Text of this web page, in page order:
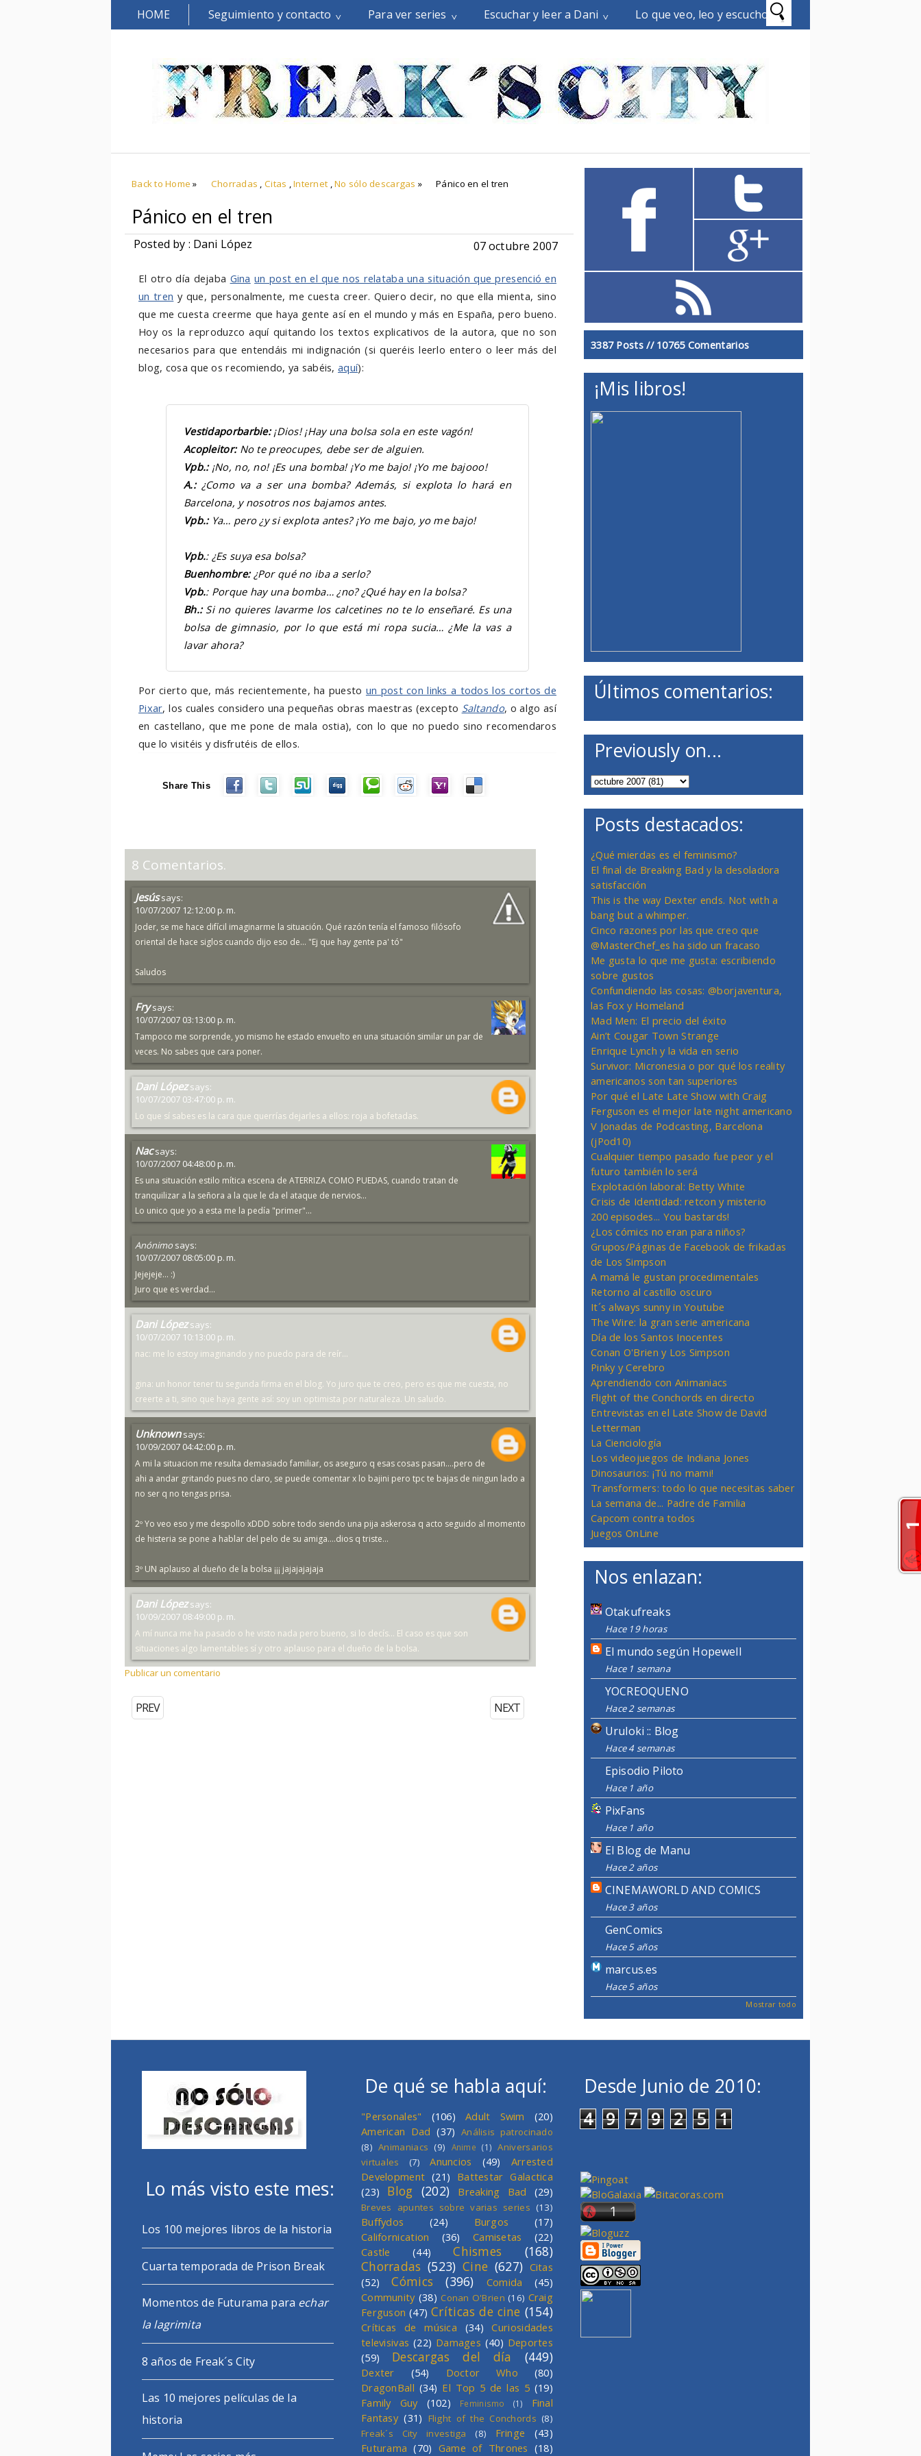
HOME Seguimiento y contacto Para ver series Escuchar y leer a Dani Lo que veo, leo y escucho
Back to Home » Chorradas , Citas ,Internet ,No sólo descargas » Pánico en el tren
Pánico en el tren
Posted by : Dani López 07 octubre 2007
El otro día dejaba Gina un post en el que nos relataba una situación que presenció en
un tren y que, personalmente, me cuesta creer. Quiero decir, no que ella mienta, sino
que me cuesta creerme que haya gente así en el mundo y más en España, pero bueno.
Hoy os la reproduzco aquí quitando los textos explicativos de la autora, que no son
necesarios para que entendáis mi indignación (si queréis leerlo entero o leer más del
blog, cosa que os recomiendo, ya sabéis,aquí):
Vestidaporbarbie:¡Dios! ¡Hay una bolsa sola en este vagón!
Acopleitor:No te preocupes, debe ser de alguien.
Vpb.:¡No, no, no! ¡Es una bomba! ¡Yo me bajo! ¡Yo me bajooo!
A.:¿Como va a ser una bomba? Además, si explota lo hará en
Barcelona, y nosotros nos bajamos antes.
Vpb.:Ya… pero ¿y si explota antes? ¡Yo me bajo, yo me bajo!
Vpb.: ¿Es suya esa bolsa?
Buenhombre:¿Por qué no iba a serlo?
Vpb.: Porque hay una bomba… ¿no? ¿Qué hay en la bolsa?
Bh.:Si no quieres lavarme los calcetines no te lo enseñaré. Es una
bolsa de gimnasio, por lo que está mi ropa sucia… ¿Me la vas a
lavar ahora?
Por cierto que, más recientemente, ha puesto un post con links a todos los cortos de
Pixar, los cuales considero una pequeñas obras maestras (excepto Saltando, o algo así
en castellano, que me pone de mala ostia), con lo que no puedo sino recomendaros
que lo visitéis y disfrutéis de ellos.
Share This
8 Comentarios.
Jesús says:
10/07/2007 12:12:00 p. m.
Joder, se me hace difícil imaginarme la situación. Qué razón tenía el famoso filósofo
oriental de hace siglos cuando dijo eso de... "Ej que hay gente pa' tó"
Saludos
Fry says:
10/07/2007 03:13:00 p. m.
Tampoco me sorprende, yo mismo he estado envuelto en una situación similar un par de
veces. No sabes que cara poner.
Dani López says:
10/07/2007 03:47:00 p. m.
Lo que sí sabes es la cara que querrías dejarles a ellos: roja a bofetadas.
Nac says:
10/07/2007 04:48:00 p. m.
Es una situación estilo mítica escena de ATERRIZA COMO PUEDAS, cuando tratan de
tranquilizar a la señora a la que le da el ataque de nervios...
Lo unico que yo a esta me la pedía "primer"...
Anónimo says:
10/07/2007 08:05:00 p. m.
Jejejeje... :)
Juro que es verdad...
Dani López says:
10/07/2007 10:13:00 p. m.
nac: me lo estoy imaginando y no puedo para de reír...
gina: un honor tener tu segunda firma en el blog. Yo juro que te creo, pero es que me cuesta, no
creerte a ti, sino que haya gente así: soy un optimista por naturaleza. Un saludo.
Unknown says:
10/09/2007 04:42:00 p. m.
A mi la situacion me resulta demasiado familiar, os aseguro q esas cosas pasan....pero de
ahi a andar gritando pues no claro, se puede comentar x lo bajini pero tpc te bajas de ningun lado a
no ser q no tengas prisa.
2º Yo veo eso y me despollo xDDD sobre todo siendo una pija askerosa q acto seguido al momento
de histeria se pone a hablar del pelo de su amiga....dios q triste...
3º UN aplauso al dueño de la bolsa ¡¡¡ jajajajajaja
Dani López says:
10/09/2007 08:49:00 p. m.
A mí nunca me ha pasado o he visto nada pero bueno, si lo decís... El caso es que son
situaciones algo lamentables sí y otro aplauso para el dueño de la bolsa.
Publicar un comentario
NEXT
PREV
3387 Posts // 10765 Comentarios
¡Mis libros!
Últimos comentarios:
Previously on...
Posts destacados:
¿Qué mierdas es el feminismo?
El final de Breaking Bad y la desoladora
satisfacción
This is the way Dexter ends. Not with a
bang but a whimper.
Cinco razones por las que creo que
@MasterChef_es ha sido un fracaso
Me gusta lo que me gusta: escribiendo
sobre gustos
Confundiendo las cosas: @borjaventura,
las Fox y Homeland
Mad Men: El precio del éxito
Ain’t Cougar Town Strange
Enrique Lynch y la vida en serio
Survivor: Micronesia o por qué los reality
americanos son tan superiores
Por qué el Late Late Show with Craig
Ferguson es el mejor late night americano
V Jonadas de Podcasting, Barcelona
(jPod10)
Cualquier tiempo pasado fue peor y el
futuro también lo será
Explotación laboral: Betty White
Crisis de Identidad: retcon y misterio
200 episodes... You bastards!
¿Los cómics no eran para niños?
Grupos/Páginas de Facebook de frikadas
de Los Simpson
A mamá le gustan procedimentales
Retorno al castillo oscuro
It´s always sunny in Youtube
The Wire: la gran serie americana
Día de los Santos Inocentes
Conan O'Brien y Los Simpson
Pinky y Cerebro
Aprendiendo con Animaniacs
Flight of the Conchords en directo
Entrevistas en el Late Show de David
Letterman
La Cienciología
Los videojuegos de Indiana Jones
Dinosaurios: ¡Tú no mami!
Transformers: todo lo que necesitas saber
La semana de... Padre de Familia
Capcom contra todos
Juegos OnLine
Nos enlazan:
Otakufreaks
Hace 19 horas
El mundo según Hopewell
Hace 1 semana
YOCREOQUENO
Hace 2 semanas
Uruloki :: Blog
Hace 4 semanas
Episodio Piloto
Hace 1 año
PixFans
Hace 1 año
El Blog de Manu
Hace 2 años
CINEMAWORLD AND COMICS
Hace 3 años
GenComics
Hace 5 años
marcus.es
Hace 5 años
Mostrar todo
Lo más visto este mes:
Los 100 mejores libros de la historia
Cuarta temporada de Prison Break
Momentos de Futurama para echar
la lagrimita
8 años de Freak´s City
Las 10 mejores películas de la
historia
De qué se habla aquí:
"Personales" (106) Adult Swim
(20)
American Dad (37) Análisis patrocinado
(8) Animaniacs (9) Anime (1) Aniversarios
virtuales
(7) Anuncios (49)
Arrested
Development (21) Battestar Galactica
(23)
Blog (202) Breaking Bad (29)
Breves apuntes sobre varias series (13)
Buffydos (24) Burgos
(17)
Californication
(36) Camisetas
(22)
Castle
(44) Chismes
(168)
Chorradas (523) Cine (627) Citas
(52)
Cómics (396) Comida
(45)
Community (38) Conan O'Brien (16) Craig
Ferguson (47) Críticas de cine (154)
Críticas de música (34)
Curiosidades
televisivas (22) Damages (40) Deportes
(59)
Descargas del día (449)
Dexter (54) Doctor Who
(80)
DragonBall (34) El Top 5 de las 5 (19)
Family Guy
(102) Feminismo (1)
Final
Fantasy (31) Flight of the Conchords (8)
Freak´s City investiga
(8) Fringe
(43)
Futurama (70) Game of Thrones (18)
Desde Junio de 2010:
4 9 7 9 2 5 1